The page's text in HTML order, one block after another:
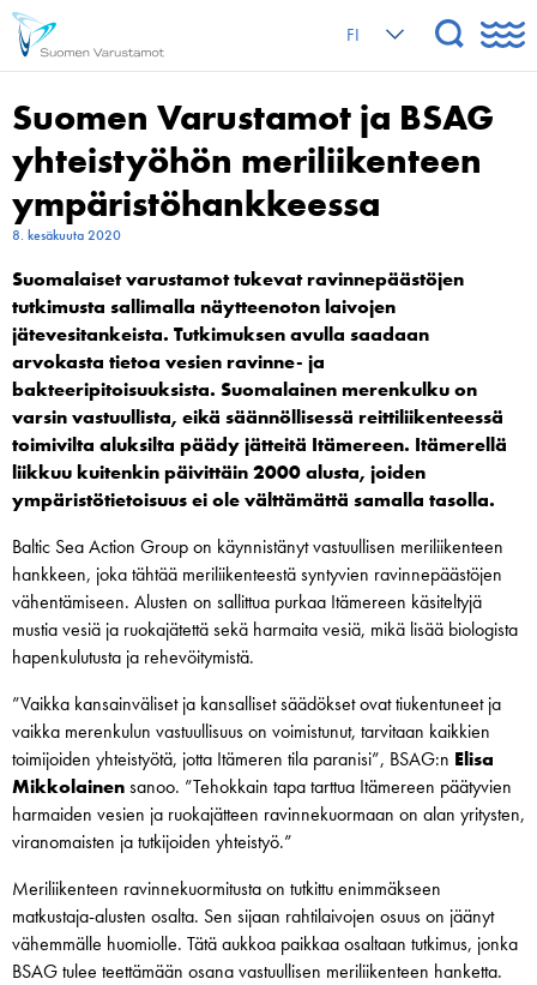
FI
Suomen Varustamot ja BSAG
yhteistyöhön meriliikenteen
ympäristö­hankkeessa
8. kesäkuuta 2020
Suomalaiset varustamot tukevat ravinnepäästöjen
tutkimusta sallimalla näytteenoton laivojen
jätevesitankeista. Tutkimuksen avulla saadaan
arvokasta tietoa vesien ravinne- ja
bakteeripitoisuuksista. Suomalainen merenkulku on
varsin vastuullista, eikä säännöllisessä reittiliikenteessä
toimivilta aluksilta päädy jätteitä Itämereen. Itämerellä
liikkuu kuitenkin päivittäin 2000 alusta, joiden
ympäristötietoisuus ei ole välttämättä samalla tasolla.
Baltic Sea Action Group on käynnistänyt vastuullisen meriliikenteen
hankkeen, joka tähtää meriliikenteestä syntyvien ravinnepäästöjen
vähentämiseen. Alusten on sallittua purkaa Itämereen käsiteltyjä
mustia vesiä ja ruokajätettä sekä harmaita vesiä, mikä lisää biologista
hapenkulutusta ja rehevöitymistä.
”Vaikka kansainväliset ja kansalliset säädökset ovat tiukentuneet ja
vaikka merenkulun vastuullisuus on voimistunut, tarvitaan kaikkien
toimijoiden yhteistyötä, jotta Itämeren tila paranisi”, BSAG:n Elisa
Mikkolainensanoo. ”Tehokkain tapa tarttua Itämereen päätyvien
harmaiden vesien ja ruokajätteen ravinnekuormaan on alan yritysten,
viranomaisten ja tutkijoiden yhteistyö.”
Meriliikenteen ravinnekuormitusta on tutkittu enimmäkseen
matkustaja-alusten osalta. Sen sijaan rahtilaivojen osuus on jäänyt
vähemmälle huomiolle. Tätä aukkoa paikkaa osaltaan tutkimus, jonka
BSAG tulee teettämään osana vastuullisen meriliikenteen hanketta.